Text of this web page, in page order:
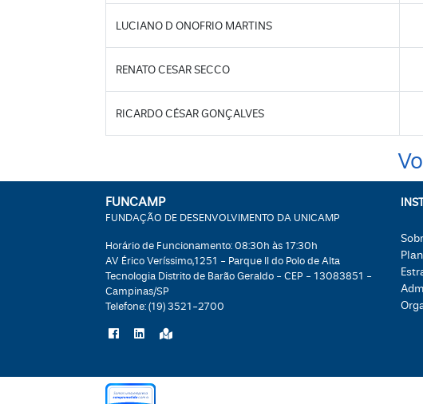
LUCIANO D ONOFRIO MARTINS
RENATO CESAR SECCO
RICARDO CÉSAR GONÇALVES
FUNCAMP
FUNDAÇÃO DE DESENVOLVIMENTO DA UNICAMP
Horário de Funcionamento: 08:30h às 17:30h
AV Érico Veríssimo,1251 - Parque II do Polo de Alta
Tecnologia Distrito de Barão Geraldo - CEP - 13083851 -
Campinas/SP
Telefone: (19) 3521-2700